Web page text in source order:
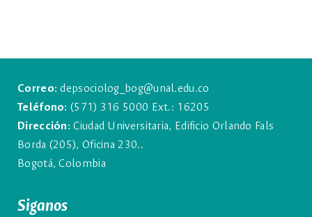
Correo:depsociolog_bog@unal.edu.co
Teléfono: (571) 316 5000 Ext.: 16205
Dirección:Ciudad Universitaria, Edificio Orlando Fals
Borda (205), Oficina 230..
Bogotá, Colombia
Siganos